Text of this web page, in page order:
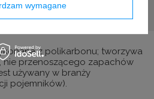
z polikarbonu; tworzywa
przenoszącego zapachów
używany w branży
pojemników).
wymagane